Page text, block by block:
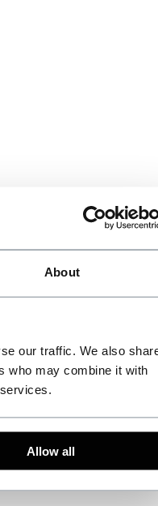
About
our traffic. We also
who may combine it with
Allow all